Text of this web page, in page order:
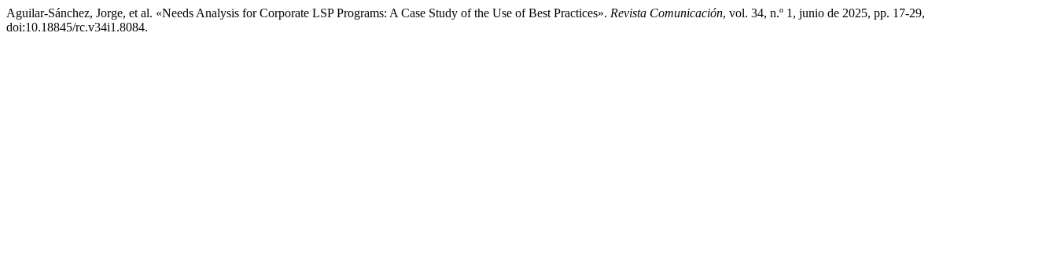
Aguilar-Sánchez, Jorge, et al. «Needs Analysis for Corporate LSP Programs: A Case Study of the Use of Best Practices». Revista Comunicación, vol. 34, n.º 1, junio de 2025, pp. 17-29,
doi:10.18845/rc.v34i1.8084.